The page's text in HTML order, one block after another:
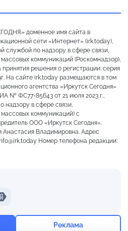
Сильная морось
доменное имя сайта в
сети «Интернет» (irk.today),
службой по надзору в сфере связи,
коммуникаций (Роскомнадзор),
решения о регистрации: серия
На сайте irk.today размещаются в том
агентства «Иркутск Сегодня»
№ ФС77-85643 от 21 июля 2023 г.,
надзору в сфере связи,
коммуникаций) с
ООО «Иркутск Сегодня».
Анастасия Владимировна. Адрес
Номер телефона редакции:
Yandex
Реклама